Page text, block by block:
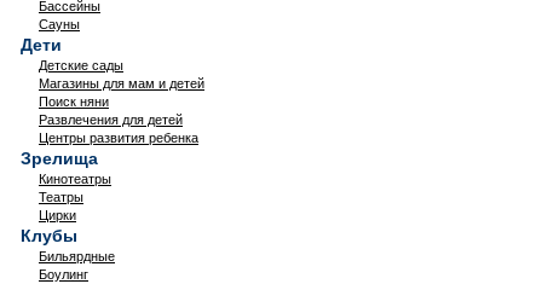
Бассейны
Сауны
Дети
Детские сады
Магазины для мам и детей
Поиск няни
Развлечения для детей
Центры развития ребенка
Зрелища
Кинотеатры
Театры
Цирки
Клубы
Бильярдные
Боулинг